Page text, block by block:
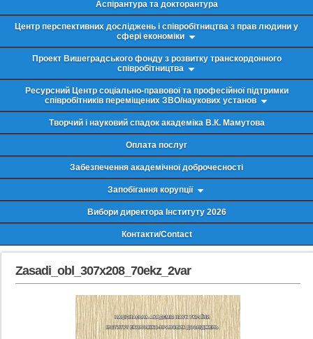
Аспірантура та докторантура
Центр перспективних досліджень і співробітництва з прав людини у
сфері економіки
Проект Вишеградського фонду з розвитку транскордонного
співробітництва
Ресурсний Центр соціально-правової та професійної підтримки
співробітників переміщених ЗВО/наукових установ
Творчий і науковий спадок академіка В.К. Мамутова
Оплата послуг
Забезпечення академічної доброчесності
Запобігання корупції
Вибори директора Інституту 2026
Контакти/Contact
Zasadi_obl_307x208_70ekz_2var